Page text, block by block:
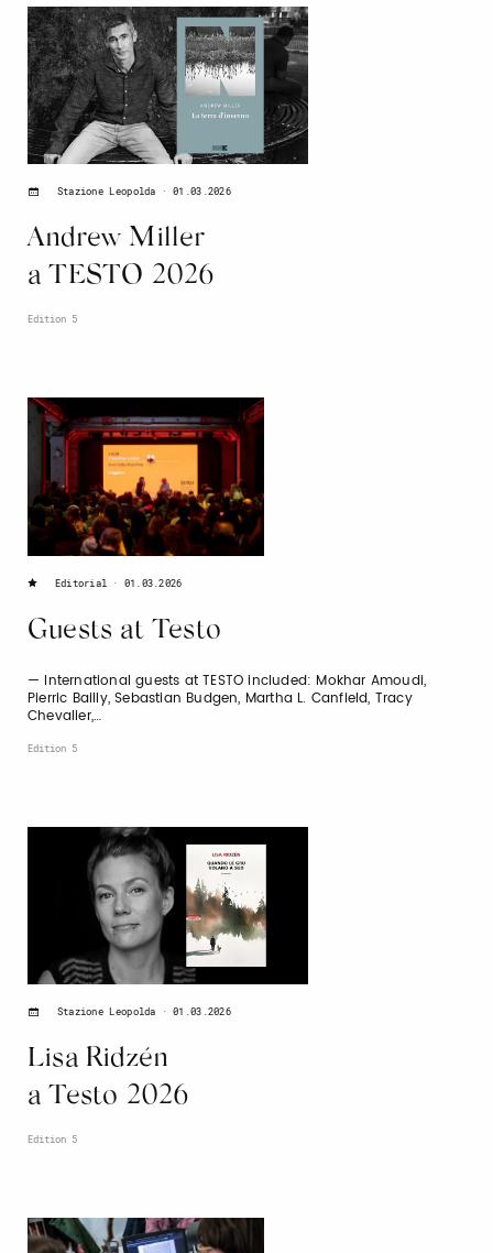
Andrew Miller
a TESTO 2026
Stazione Leopolda 01.03.2026
Edition 5
Guests at Testo
Editorial 01.03.2026
— International guests at TESTO included: Mokhar Amoudi,
Pierric Bailly, Sebastian Budgen, Martha L. Canfield, Tracy
Chevalier,…
Edition 5
Lisa Ridzén
a Testo 2026
Stazione Leopolda 01.03.2026
Edition 5